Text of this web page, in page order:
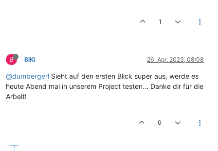
1
B BiKi 26. Apr. 2023, 08:08
@dumbergerl Sieht auf den ersten Blick super aus, werde es
heute Abend mal in unserem Project testen... Danke dir für die
Arbeit!
0